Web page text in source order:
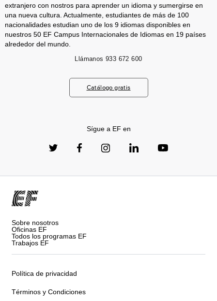
extranjero con nostros para aprender un idioma y sumergirse en
una nueva cultura. Actualmente, estudiantes de más de 100
nacionalidades estudian uno de los 9 idiomas disponibles en
nuestros 50 EF Campus Internacionales de Idiomas en 19 países
alrededor del mundo.
Llámanos 933 672 600
Catálogo gratis
Sígue a EF en
Sobre nosotros
Oficinas EF
Todos los programas EF
Trabajos EF
Política de privacidad
Términos y Condiciones